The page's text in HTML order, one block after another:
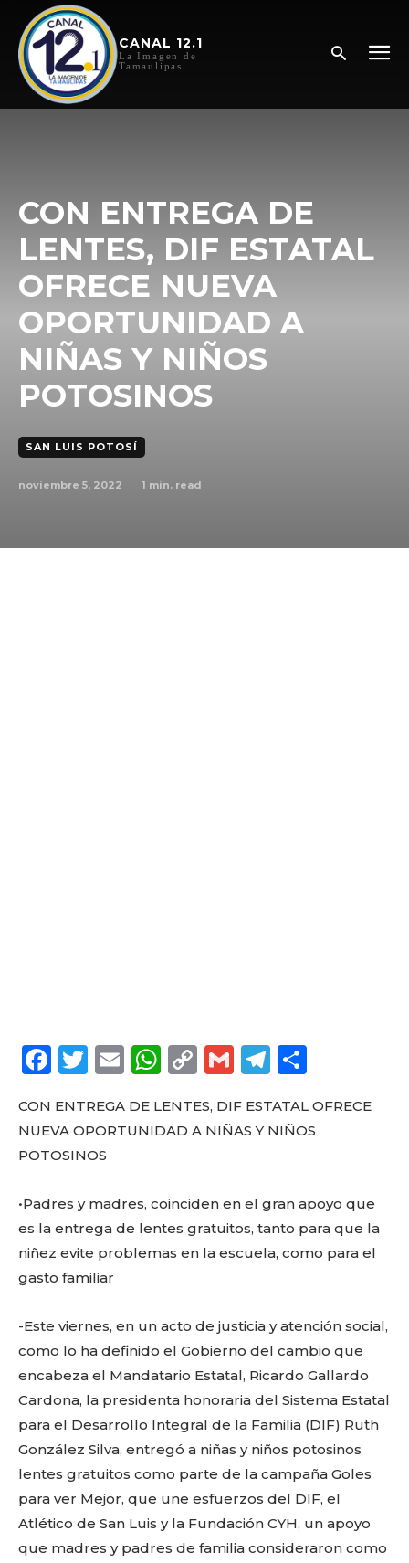
CANAL 12.1
La Imagen de
Tamaulipas
CON ENTREGA DE
LENTES, DIF ESTATAL
OFRECE NUEVA
OPORTUNIDAD A
NIÑAS Y NIÑOS
POTOSINOS
SAN LUIS POTOSÍ
noviembre 5, 2022 1 min. read
F
c
e
o
o
k
T
it
te
E
ai
l
W
a
ts
p
p
C
p
y
n
k
G
ai
l
T
e
g
m
m
p
rt
ir
CON ENTREGA DE LENTES, DIF ESTATAL OFRECE
NUEVA OPORTUNIDAD A NIÑAS Y NIÑOS
POTOSINOS
•Padres y madres, coinciden en el gran apoyo que
es la entrega de lentes gratuitos, tanto para que la
niñez evite problemas en la escuela, como para el
gasto familiar
-Este viernes, en un acto de justicia y atención social,
como lo ha definido el Gobierno del cambio que
encabeza el Mandatario Estatal, Ricardo Gallardo
Cardona, la presidenta honoraria del Sistema Estatal
para el Desarrollo Integral de la Familia (DIF) Ruth
González Silva, entregó a niñas y niños potosinos
lentes gratuitos como parte de la campaña Goles
para ver Mejor, que une esfuerzos del DIF, el
Atlético de San Luis y la Fundación CYH, un apoyo
que madres y padres de familia consideraron como